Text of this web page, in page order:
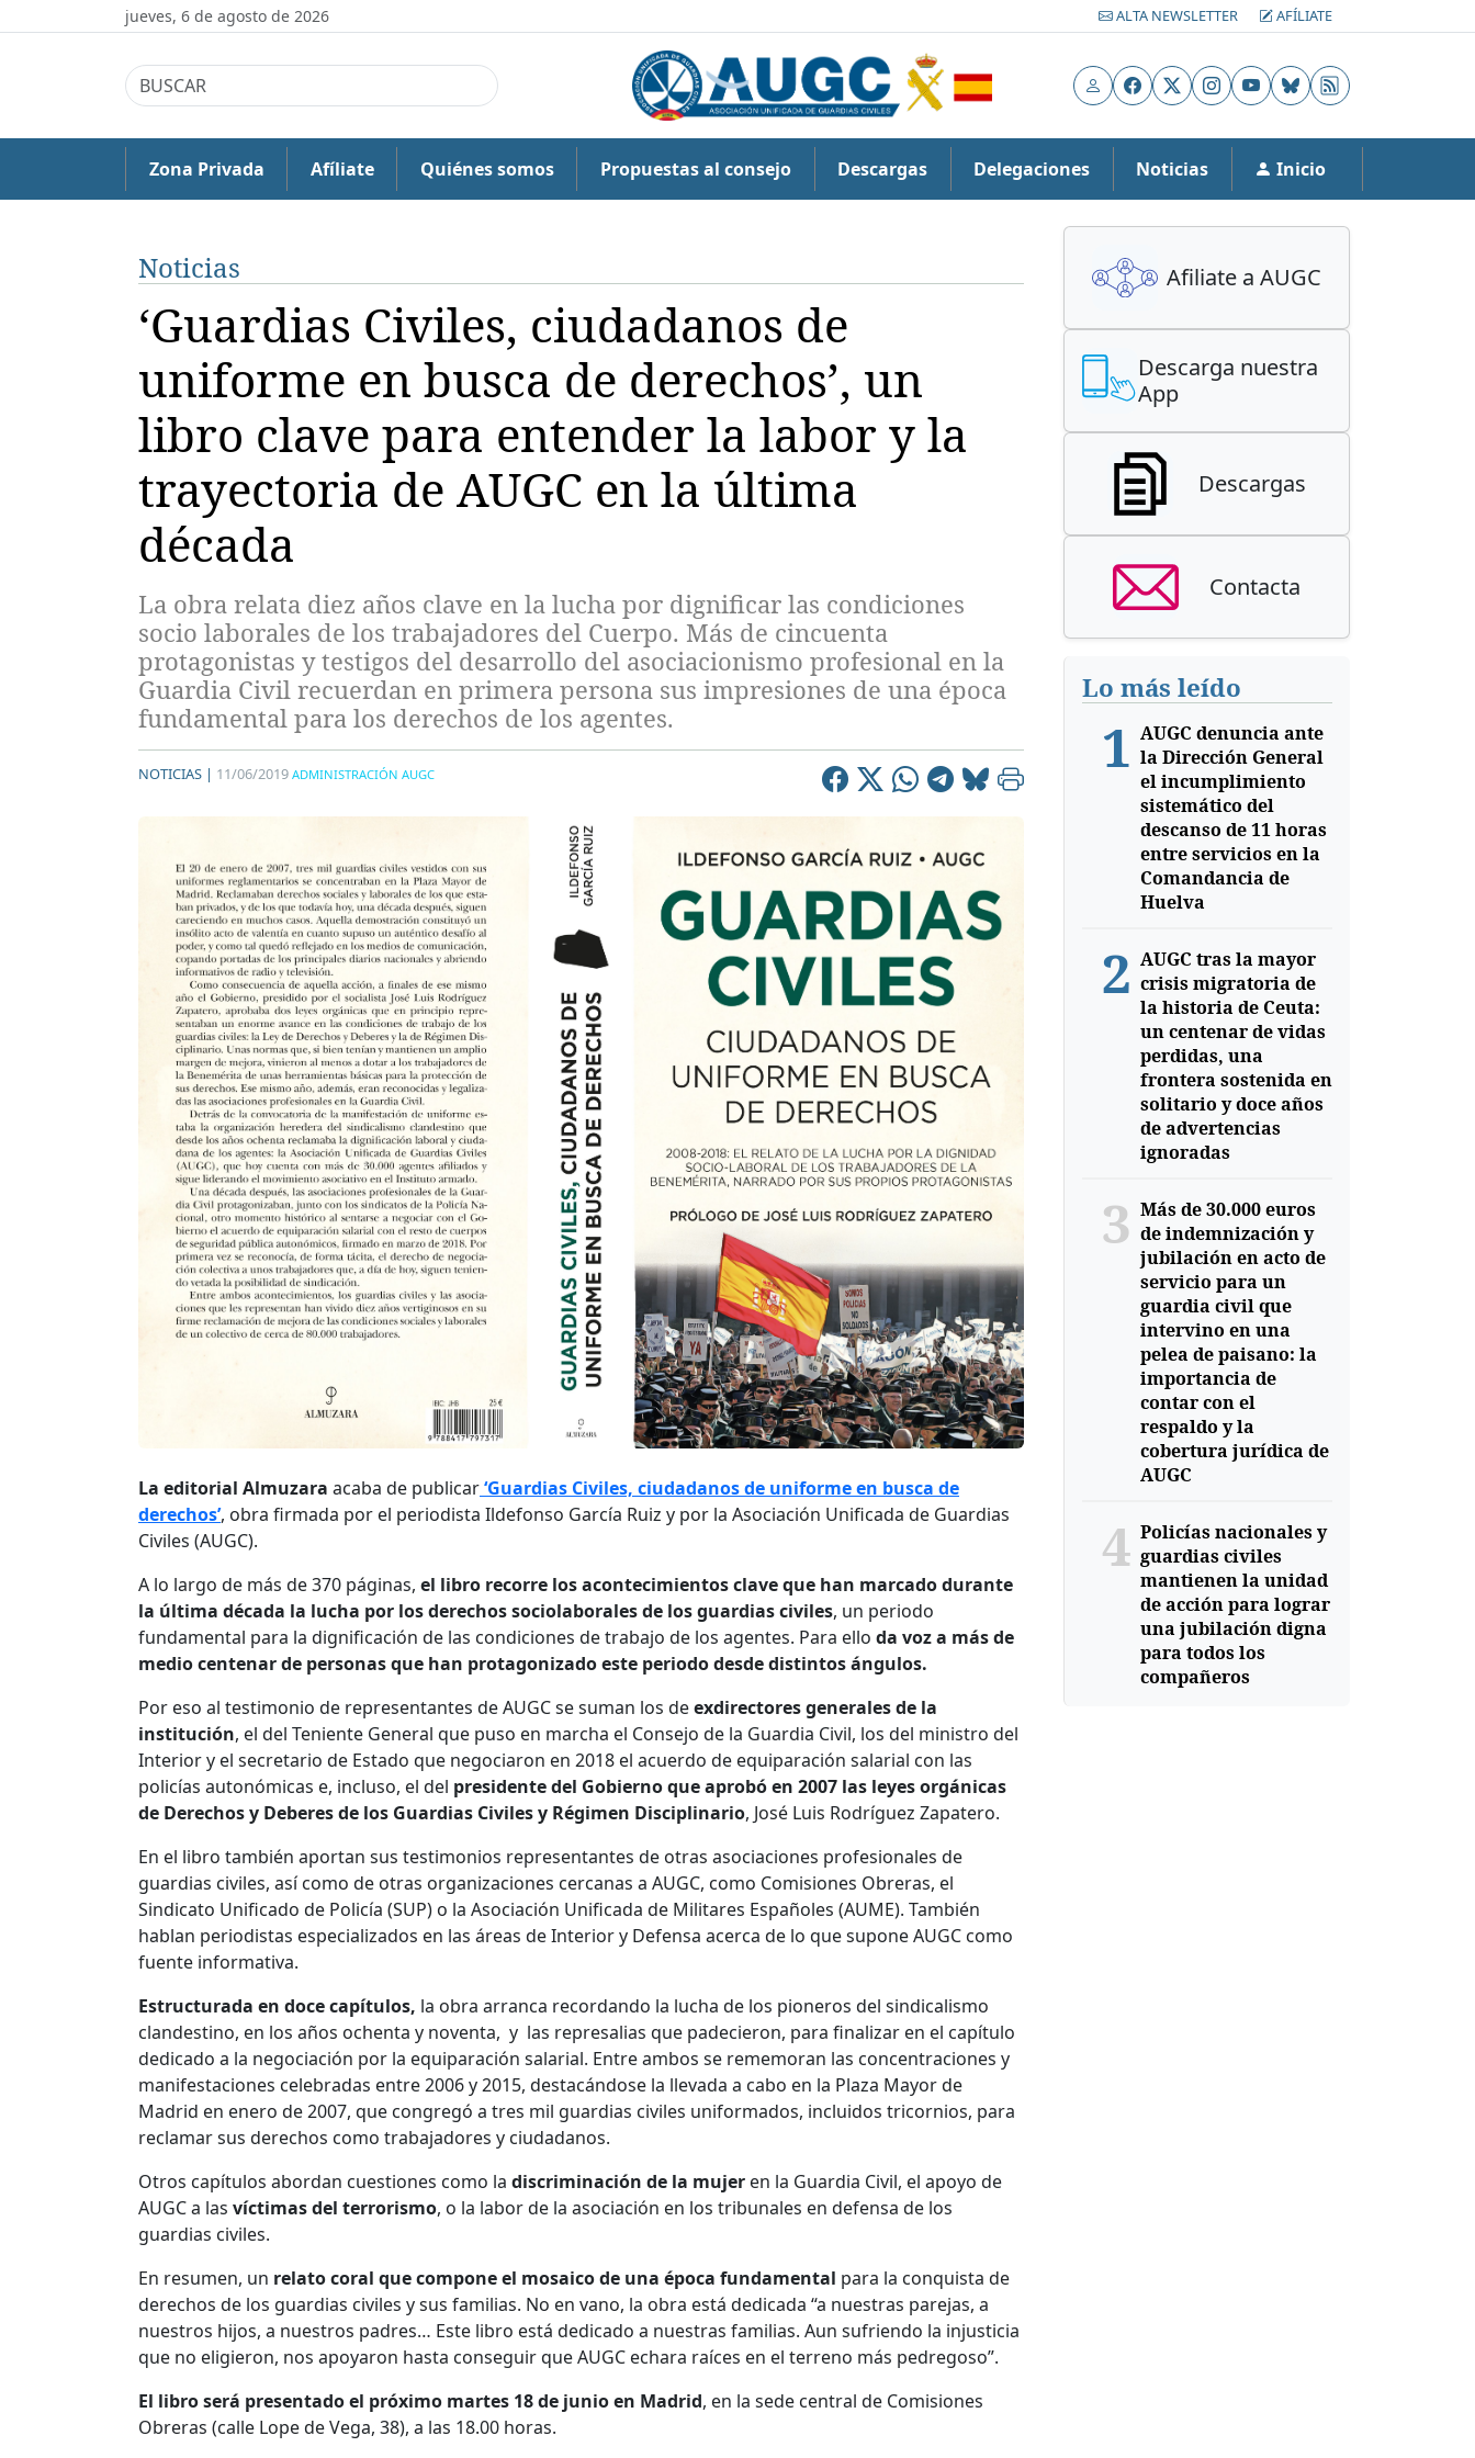
jueves, 6 de agosto de 2026 ALTA NEWSLETTER AFÍLIATE
UsuarioFacebook
X Instagram
YouTubeBluesky
RSS
Zona Privada Afíliate Quiénes somos Propuestas al consejo Descargas Delegaciones Noticias Inicio
Noticias
‘Guardias Civiles, ciudadanos de
uniforme en busca de derechos’, un
libro clave para entender la labor y la
trayectoria de AUGC en la última
década
La obra relata diez años clave en la lucha por dignificar las condiciones
socio laborales de los trabajadores del Cuerpo. Más de cincuenta
protagonistas y testigos del desarrollo del asociacionismo profesional en la
Guardia Civil recuerdan en primera persona sus impresiones de una época
fundamental para los derechos de los agentes.
NOTICIAS | 11/06/2019 ADMINISTRACIÓN AUGC
La editorial Almuzara acaba de publicar‘Guardias Civiles, ciudadanos de uniforme en busca de
derechos’, obra firmada por el periodista Ildefonso García Ruiz y por la Asociación Unificada de Guardias
Civiles (AUGC).
A lo largo de más de 370 páginas, el libro recorre los acontecimientos clave que han marcado durante
la última década la lucha por los derechos sociolaborales de los guardias civiles, un periodo
fundamental para la dignificación de las condiciones de trabajo de los agentes. Para ello da voz a más de
medio centenar de personas que han protagonizado este periodo desde distintos ángulos.
Por eso al testimonio de representantes de AUGC se suman los deexdirectores generales de la
institución, el del Teniente General que puso en marcha el Consejo de la Guardia Civil, los del ministro del
Interior y el secretario de Estado que negociaron en 2018 el acuerdo de equiparación salarial con las
policías autonómicas e, incluso, el del presidente del Gobierno que aprobó en 2007 las leyes orgánicas
de Derechos y Deberes de los Guardias Civiles y Régimen Disciplinario, José Luis Rodríguez Zapatero.
En el libro también aportan sus testimonios representantes de otras asociaciones profesionales de
guardias civiles, así como de otras organizaciones cercanas a AUGC, como Comisiones Obreras, el
Sindicato Unificado de Policía (SUP) o la Asociación Unificada de Militares Españoles (AUME). También
hablan periodistas especializados en las áreas de Interior y Defensa acerca de lo que supone AUGC como
fuente informativa.
Estructurada en doce capítulos, la obra arranca recordando la lucha de los pioneros del sindicalismo
clandestino, en los años ochenta y noventa, y las represalias que padecieron, para finalizar en el capítulo
dedicado a la negociación por la equiparación salarial. Entre ambos se rememoran las concentraciones y
manifestaciones celebradas entre 2006 y 2015, destacándose la llevada a cabo en la Plaza Mayor de
Madrid en enero de 2007, que congregó a tres mil guardias civiles uniformados, incluidos tricornios, para
reclamar sus derechos como trabajadores y ciudadanos.
Otros capítulos abordan cuestiones como la discriminación de la mujer en la Guardia Civil, el apoyo de
AUGC a las víctimas del terrorismo, o la labor de la asociación en los tribunales en defensa de los
guardias civiles.
En resumen, un relato coral que compone el mosaico de una época fundamental para la conquista de
derechos de los guardias civiles y sus familias. No en vano, la obra está dedicada “a nuestras parejas, a
nuestros hijos, a nuestros padres… Este libro está dedicado a nuestras familias. Aun sufriendo la injusticia
que no eligieron, nos apoyaron hasta conseguir que AUGC echara raíces en el terreno más pedregoso”.
El libro será presentado el próximo martes 18 de junio en Madrid, en la sede central de Comisiones
Obreras (calle Lope de Vega, 38), a las 18.00 horas.
Afiliate a AUGC
Descarga nuestra
App
Descargas
Contacta
Lo más leído
1 AUGC denuncia ante
la Dirección General
el incumplimiento
sistemático del
descanso de 11 horas
entre servicios en la
Comandancia de
Huelva
2 AUGC tras la mayor
crisis migratoria de
la historia de Ceuta:
un centenar de vidas
perdidas, una
frontera sostenida en
solitario y doce años
de advertencias
ignoradas
3 Más de 30.000 euros
de indemnización y
jubilación en acto de
servicio para un
guardia civil que
intervino en una
pelea de paisano: la
importancia de
contar con el
respaldo y la
cobertura jurídica de
AUGC
4 Policías nacionales y
guardias civiles
mantienen la unidad
de acción para lograr
una jubilación digna
para todos los
compañeros